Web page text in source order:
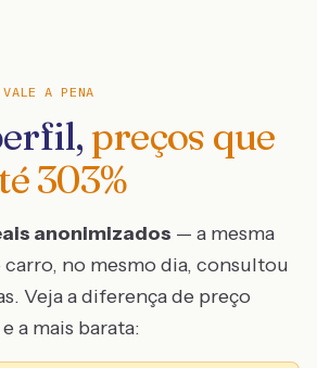
VALE A PENA
preços que
303%
anonimizados — a mesma
carro, no mesmo dia, consultou
Veja a diferença de preço
a mais barata: